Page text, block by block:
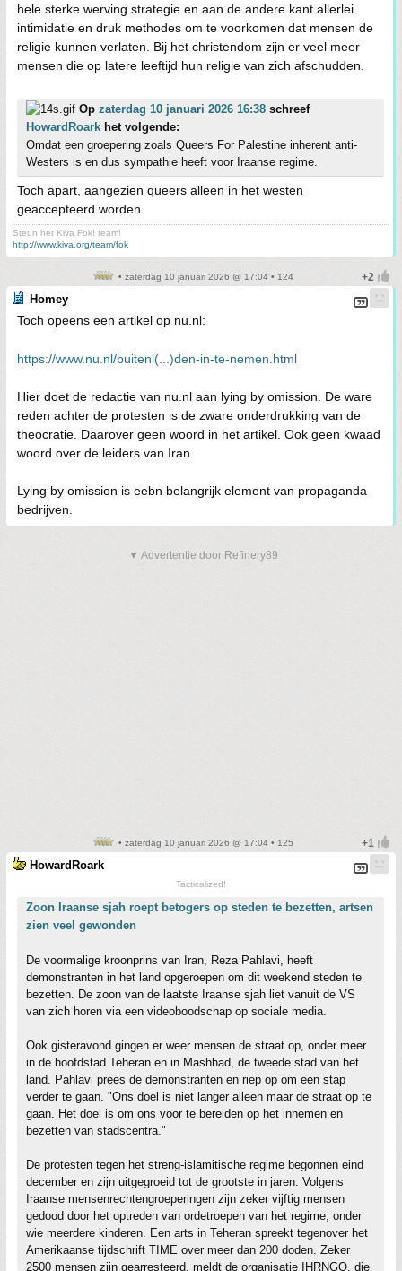
hele sterke werving strategie en aan de andere kant allerlei
intimidatie en druk methodes om te voorkomen dat mensen de
religie kunnen verlaten. Bij het christendom zijn er veel meer
mensen die op latere leeftijd hun religie van zich afschudden.
Op zaterdag 10 januari 2026 16:38 schreef
HowardRoark het volgende:
Omdat een groepering zoals Queers For Palestine inherent anti-
Westers is en dus sympathie heeft voor Iraanse regime.
Toch apart, aangezien queers alleen in het westen
geaccepteerd worden.
Steun het Kiva Fok! team!
http://www.kiva.org/team/fok
• zaterdag 10 januari 2026 @ 17:04 • 124
Homey
Toch opeens een artikel op nu.nl:
https://www.nu.nl/buitenl(...)den-in-te-nemen.html
Hier doet de redactie van nu.nl aan lying by omission. De ware
reden achter de protesten is de zware onderdrukking van de
theocratie. Daarover geen woord in het artikel. Ook geen kwaad
woord over de leiders van Iran.
Lying by omission is eebn belangrijk element van propaganda
bedrijven.
▼ Advertentie door Refinery89
• zaterdag 10 januari 2026 @ 17:04 • 125
HowardRoark
Tacticalized!
Zoon Iraanse sjah roept betogers op steden te bezetten, artsen
zien veel gewonden
De voormalige kroonprins van Iran, Reza Pahlavi, heeft
demonstranten in het land opgeroepen om dit weekend steden te
bezetten. De zoon van de laatste Iraanse sjah liet vanuit de VS
van zich horen via een videoboodschap op sociale media.
Ook gisteravond gingen er weer mensen de straat op, onder meer
in de hoofdstad Teheran en in Mashhad, de tweede stad van het
land. Pahlavi prees de demonstranten en riep op om een stap
verder te gaan. "Ons doel is niet langer alleen maar de straat op te
gaan. Het doel is om ons voor te bereiden op het innemen en
bezetten van stadscentra."
De protesten tegen het streng-islamitische regime begonnen eind
december en zijn uitgegroeid tot de grootste in jaren. Volgens
Iraanse mensenrechtengroeperingen zijn zeker vijftig mensen
gedood door het optreden van ordetroepen van het regime, onder
wie meerdere kinderen. Een arts in Teheran spreekt tegenover het
Amerikaanse tijdschrift TIME over meer dan 200 doden. Zeker
2500 mensen zijn gearresteerd, meldt de organisatie IHRNGO, die